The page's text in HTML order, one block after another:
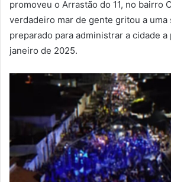
promoveu o Arrastão do 11, no bairro
verdadeiro mar de gente gritou a uma
preparado para administrar a cidade a
janeiro de 2025.